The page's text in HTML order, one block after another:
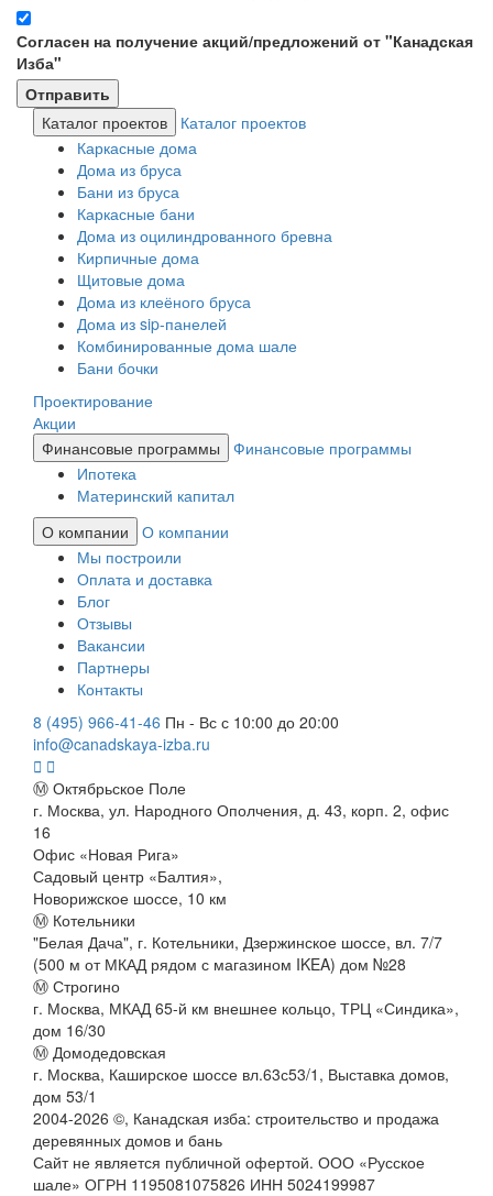
Согласен на получение акций/предложений от "Канадская
Изба"
Каталог проектов
Каталог проектов
Каркасные дома
Дома из бруса
Бани из бруса
Каркасные бани
Дома из оцилиндрованного бревна
Кирпичные дома
Щитовые дома
Дома из клеёного бруса
Дома из sip-панелей
Комбинированные дома шале
Бани бочки
Проектирование
Акции
Финансовые программы
Финансовые программы
Ипотека
Материнский капитал
О компании
О компании
Мы построили
Оплата и доставка
Блог
Отзывы
Вакансии
Партнеры
Контакты
8 (495) 966-41-46 Пн - Вс с 10:00 до 20:00
info@canadskaya-izba.ru
Ⓜ Октябрьское Поле
г. Москва, ул. Народного Ополчения, д. 43, корп. 2, офис
16
Офис «Новая Рига»
Садовый центр «Балтия»,
Новорижское шоссе, 10 км
Ⓜ Котельники
"Белая Дача", г. Котельники, Дзержинское шоссе, вл. 7/7
(500 м от МКАД рядом с магазином IKEA) дом №28
Ⓜ Строгино
г. Москва, МКАД 65-й км внешнее кольцо, ТРЦ «Синдика»,
дом 16/30
Ⓜ Домодедовская
г. Москва, Каширское шоссе вл.63с53/1, Выставка домов,
дом 53/1
2004-2026 ©, Канадская изба: строительство и продажа
деревянных домов и бань
Сайт не является публичной офертой. ООО «Русское
шале» ОГРН 1195081075826 ИНН 5024199987